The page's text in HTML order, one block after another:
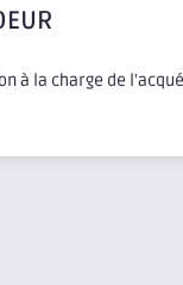
à la charge de